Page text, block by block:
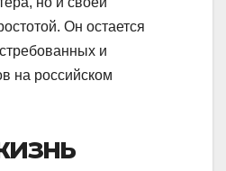
Он остается
и
на российском